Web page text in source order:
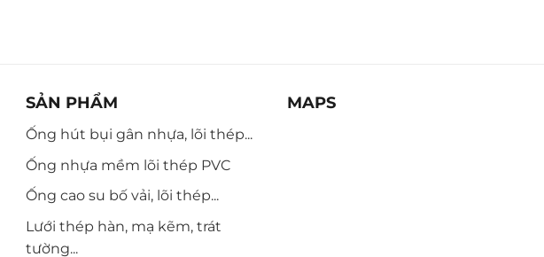
SẢN PHẨM
Ống hút bụi gân nhựa, lõi thép...
Ống nhựa mềm lõi thép PVC
Ống cao su bố vải, lõi thép...
Lưới thép hàn, mạ kẽm, trát
tường...
MAPS